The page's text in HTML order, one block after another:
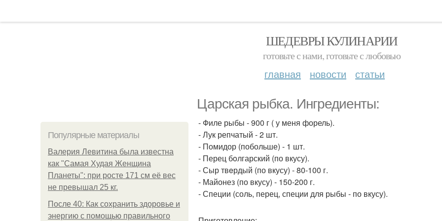
ШЕДЕВРЫ КУЛИНАРИИ
готовьте с нами, готовьте с любовью
главная новости статьи
Царская рыбка. Ингредиенты:
Популярные материалы
Валерия Левитина была известна
как "Самая Худая Женщина
Планеты": при росте 171 см её вес
не превышал 25 кг.
После 40: Как сохранить здоровье и
энергию с помощью правильного
- Филе рыбы - 900 г ( у меня форель).
- Лук репчатый - 2 шт.
- Помидор (побольше) - 1 шт.
- Перец бoлгарский (по вкусу).
- Сыр твeрдый (по вкусу) - 80-100 г.
- Майонез (по вкусу) - 150-200 г.
- Специи (соль, перец, специи для рыбы - по вкусу).